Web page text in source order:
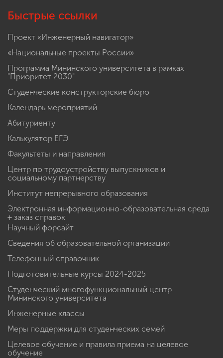
Быстрые ссылки
Проект «Инженерный навигатор»
«Национальные проекты России»
Программа Мининского университета в рамках
"Приоритет 2030"
Студенческие конструкторские бюро
Календарь мероприятий
Абитуриенту
Калькулятор ЕГЭ
Факультеты и направления
Центр по трудоустройству выпускников и
социальному партнерству
Институт непрерывного образования
Электронная информационно-образовательная среда
+ заказ справок
Научный форсайт
Сведения об образовательной организации
Телефонный справочник
Подготовительные курсы 2024-2025
Студенческий многофункциональный центр
Мининского университета
Инженерные классы
Меры поддержки для студенческих семей
Целевое обучение и правила приема на целевое
обучение